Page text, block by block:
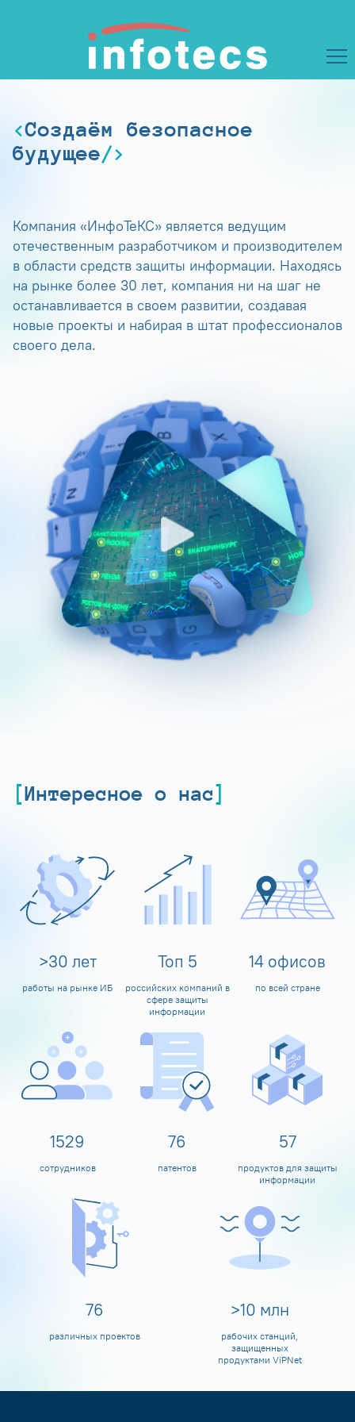
Создаём безопасное
будущее
Компания «ИнфоТеКС» является ведущим
отечественным разработчиком и производителем
в области средств защиты информации. Находясь
на рынке более 30 лет, компания ни на шаг не
останавливается в своем развитии, создавая
новые проекты и набирая в штат профессионалов
своего дела.
Интересное о нас
>30 лет
работы на рынке ИБ
Топ 5
российских компаний в
сфере защиты
информации
14 офисов
по всей стране
1600
сотрудников
80
патентов
60
продуктов для защиты
информации
80
различных проектов
>10 млн
рабочих станций,
защищенных
продуктами ViPNet